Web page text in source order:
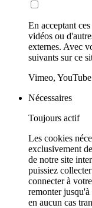
En acceptant
vidéos ou
externes. Avec
suivants sur ce
Vimeo, YouTube
Nécessaires
Toujours actif
Les cookies
exclusivement
de notre site
puissiez
connecter à
remonter
en aucun cas